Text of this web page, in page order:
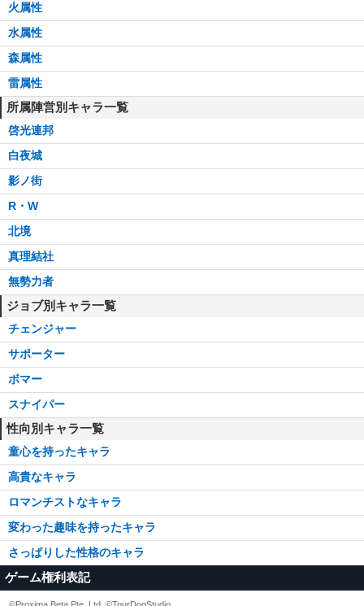
火属性
水属性
森属性
雷属性
所属陣営別キャラ一覧
啓光連邦
白夜城
影ノ街
R・W
北境
真理結社
無勢力者
ジョブ別キャラ一覧
チェンジャー
サポーター
ボマー
スナイパー
性向別キャラ一覧
童心を持ったキャラ
高貴なキャラ
ロマンチストなキャラ
変わった趣味を持ったキャラ
さっぱりした性格のキャラ
ゲーム権利表記